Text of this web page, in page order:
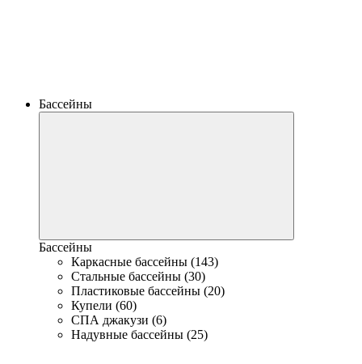
Бассейны
Бассейны
Каркасные бассейны (143)
Стальные бассейны (30)
Пластиковые бассейны (20)
Купели (60)
СПА джакузи (6)
Надувные бассейны (25)